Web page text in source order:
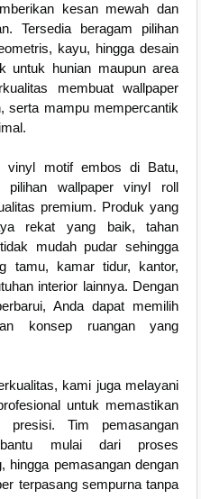
kesan mewah dan
Tersedia beragam pilihan
kayu, hingga desain
untuk hunian maupun area
membuat wallpaper
serta mampu mempercantik
vinyl motif embos di Batu,
pilihan wallpaper vinyl roll
premium. Produk yang
rekat yang baik, tahan
mudah pudar sehingga
tamu, kamar tidur, kantor,
interior lainnya. Dengan
Anda dapat memilih
konsep ruangan yang
kami juga melayani
untuk memastikan
Tim pemasangan
mulai dari proses
hingga pemasangan dengan
terpasang sempurna tanpa